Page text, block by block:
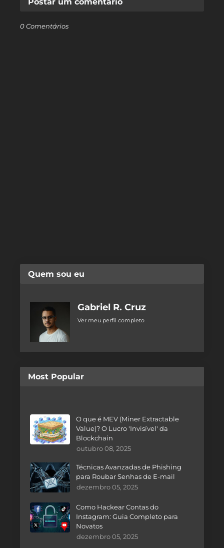
0 Comentários
Quem sou eu
Gabriel R. Cruz
Ver meu perfil completo
Most Popular
O que é MEV (Miner Extractable
Value)? O Lucro 'Invisível' da
Blockchain
outubro 08, 2025
Técnicas Avanzadas de Phishing
para Roubar Senhas de E-mail
dezembro 05, 2025
Como Hackear Contas do
Instagram: Guia Completo para
Novatos
dezembro 05, 2025